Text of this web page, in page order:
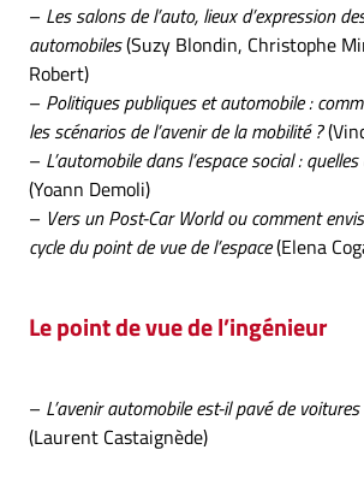
– Les salons de l’auto, lieux d’expression
automobiles(Suzy Blondin, Christophe
Robert)
– Politiques publiques et automobile :
les scénarios de l’avenir de la mobilité ?
– L’automobile dans l’espace social :
(Yoann Demoli)
– Vers un Post-Car World ou comment
cycle du point de vue de l’espace(Elena
Le point de vue de l’ingénieur
– L’avenir automobile est-il pavé de
(Laurent Castaignède)